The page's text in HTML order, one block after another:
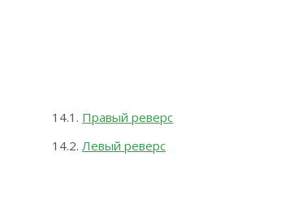
Правый реверс
Левый реверс